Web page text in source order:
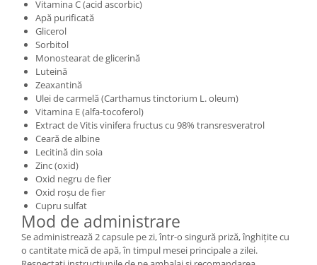
Vitamina C (acid ascorbic)
Apă purificată
Glicerol
Sorbitol
Monostearat de glicerină
Luteină
Zeaxantină
Ulei de carmelă (Carthamus tinctorium L. oleum)
Vitamina E (alfa-tocoferol)
Extract de Vitis vinifera fructus cu 98% transresveratrol
Ceară de albine
Lecitină din soia
Zinc (oxid)
Oxid negru de fier
Oxid roșu de fier
Cupru sulfat
Mod de administrare
Se administrează 2 capsule pe zi, într-o singură priză, înghițite cu
o cantitate mică de apă, în timpul mesei principale a zilei.